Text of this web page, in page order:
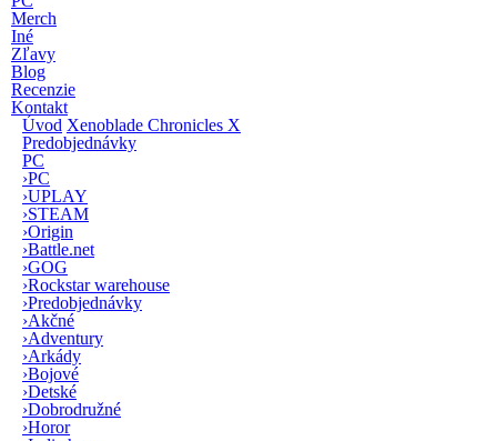
Merch
Iné
Zľavy
Blog
Recenzie
Kontakt
Úvod Xenoblade Chronicles X
Predobjednávky
PC
›PC
›UPLAY
›STEAM
›Origin
›Battle.net
›GOG
›Rockstar warehouse
›Predobjednávky
›Akčné
›Adventury
›Arkády
›Bojové
›Detské
›Dobrodružné
›Horor